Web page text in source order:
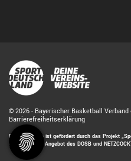
© 2026 - Bayerischer Basketball Verband
Barrierefreiheitserklärung
Diese Website ist gefördert durch das Projekt
gemeinsamen Angebot des DOSB und